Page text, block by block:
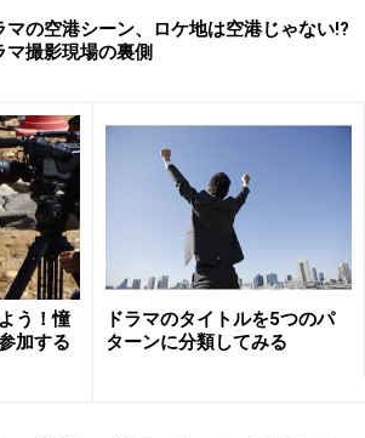
マの空港シーン、ロケ地は空港じゃない!?
マ撮影現場の裏側
う！憧
加する
ドラマのタイトルを5つのパ
ターンに分類してみる